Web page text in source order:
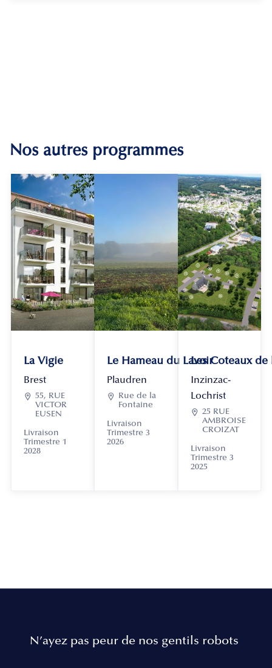
Nos autres programmes
La Vigie
Brest
 55, RUE
VICTOR
EUSEN
Livraison
Trimestre 1
2028
Le Hameau du Lavoir
Plaudren

Rue de la
Fontaine
Livraison
Trimestre 3
2026
Les Coteaux
Inzinzac-
Lochrist
 25 RUE
AMBROISE
CROIZAT
Livraison
Trimestre 3
2025
N’ayez pas peur de nos gentils robots